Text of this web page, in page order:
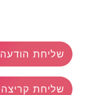
שליחת הודעה
שליחת קריצה